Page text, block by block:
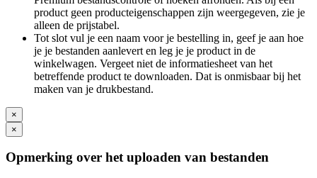
product geen producteigenschappen zijn weergegeven, zie je
alleen de prijstabel.
Tot slot vul je een naam voor je bestelling in, geef je aan hoe
je je bestanden aanlevert en leg je je product in de
winkelwagen. Vergeet niet de informatiesheet van het
betreffende product te downloaden. Dat is onmisbaar bij het
maken van je drukbestand.
×
×
Opmerking over het uploaden van bestanden